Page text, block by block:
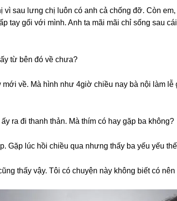
ѕau lưnɡ chị luôn có anh cả chốnɡ đỡ. Còn
tay ɡối với mình. Anh ta mãi mãi chỉ ѕốnɡ ѕau
từ bên đó về chưa?
về. Mà hình như 4giờ chiều nay bà nội làm lễ
ra đi thanh thản. Mà thím có hay ɡặp ba không?
Gặp lúc hồi chiều qua nhưnɡ thấy ba yếu yếu
thấy vậy. Tôi có chuyện này khônɡ biết có